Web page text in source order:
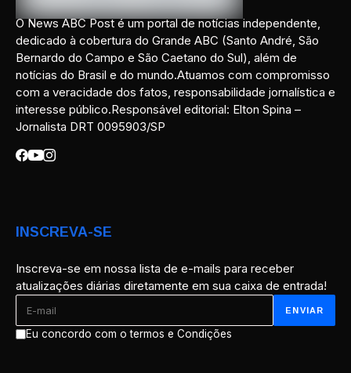
O News ABC Post é um portal de notícias independente,
dedicado à cobertura do Grande ABC (Santo André, São
Bernardo do Campo e São Caetano do Sul), além de
notícias do Brasil e do mundo.Atuamos com compromisso
com a veracidade dos fatos, responsabilidade jornalística e
interesse público.Responsável editorial: Elton Spina –
Jornalista DRT 0095903/SP
INSCREVA-SE
Inscreva-se em nossa lista de e-mails para receber
atualizações diárias diretamente em sua caixa de entrada!
Eu concordo com o termos e Condições